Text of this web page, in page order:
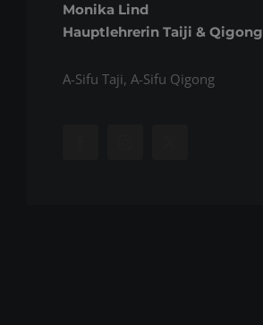
Monika Lind
Hauptlehrerin Taiji & Qigong
A-Sifu Taji, A-Sifu Qigong